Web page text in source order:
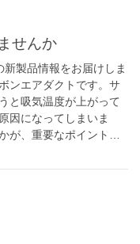
せんか
製品情報をお届けしま
ンエアダクトです。サ
と吸気温度が上がって
因になってしまいま
が、重要なポイント…